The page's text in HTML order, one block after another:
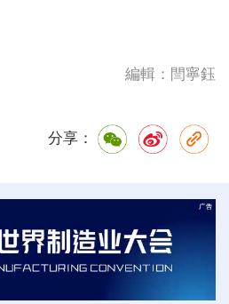
編輯：閆寧鈺
分享：